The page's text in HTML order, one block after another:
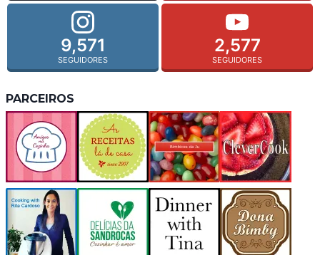
9,571
SEGUIDORES
2,577
SEGUIDORES
PARCEIROS